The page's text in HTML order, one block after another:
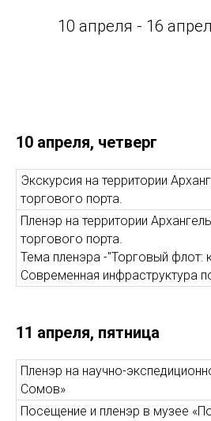
10 апреля - 16
10 апреля, четверг
Экскурсия на территории
торгового порта.
Пленэр на территории
торгового порта.
Тема пленэра -"Торговый флот:
Современная инфраструктура
11 апреля, пятница
Пленэр на научно-
Сомов»
Посещение и пленэр в музее